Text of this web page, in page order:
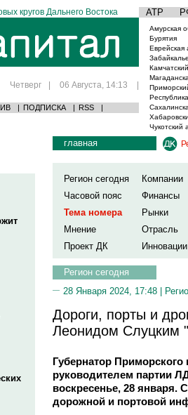
кругов Дальнего Востока АТР
Четверг | 06 Августа, 14:13 |
| ПОДПИСКА | RSS |
Амурская
Бурятия
Еврейская
Чукотский
главная
Регион сегодня
Компании
Часовой пояс
Финансы
Тема номера
Рынки
Мнение
Отрасль
Проект ДК
Инновации
Регион сегодня
28 Января 2024, 17:48 |
Дороги, порты и
Леонидом Слуцким
Губернатор
руководителем партии
воскресенье, 28 января.
дорожной и портовой